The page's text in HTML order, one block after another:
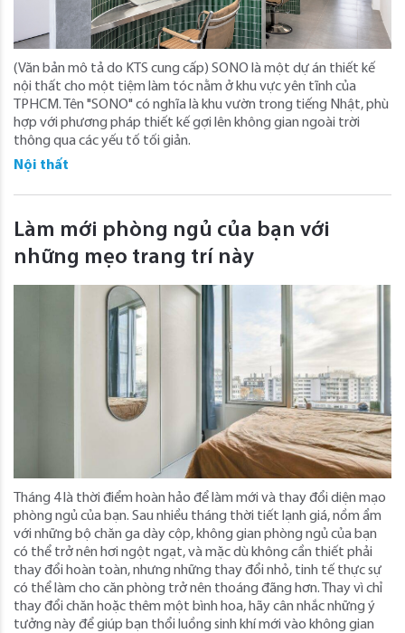
(Văn bản mô tả do KTS cung cấp) SONO là một dự án thiết kế
nội thất cho một tiệm làm tóc nằm ở khu vực yên tĩnh của
TPHCM. Tên "SONO" có nghĩa là khu vườn trong tiếng Nhật, phù
hợp với phương pháp thiết kế gợi lên không gian ngoài trời
thông qua các yếu tố tối giản.
Nội thất
Làm mới phòng ngủ của bạn với
những mẹo trang trí này
Tháng 4 là thời điểm hoàn hảo để làm mới và thay đổi diện mạo
phòng ngủ của bạn. Sau nhiều tháng thời tiết lạnh giá, nồm ẩm
với những bộ chăn ga dày cộp, không gian phòng ngủ của bạn
có thể trở nên hơi ngột ngạt, và mặc dù không cần thiết phải
thay đổi hoàn toàn, nhưng những thay đổi nhỏ, tinh tế thực sự
có thể làm cho căn phòng trở nên thoáng đãng hơn. Thay vì chỉ
thay đổi chăn hoặc thêm một bình hoa, hãy cân nhắc những ý
tưởng này để giúp bạn thổi luồng sinh khí mới vào không gian